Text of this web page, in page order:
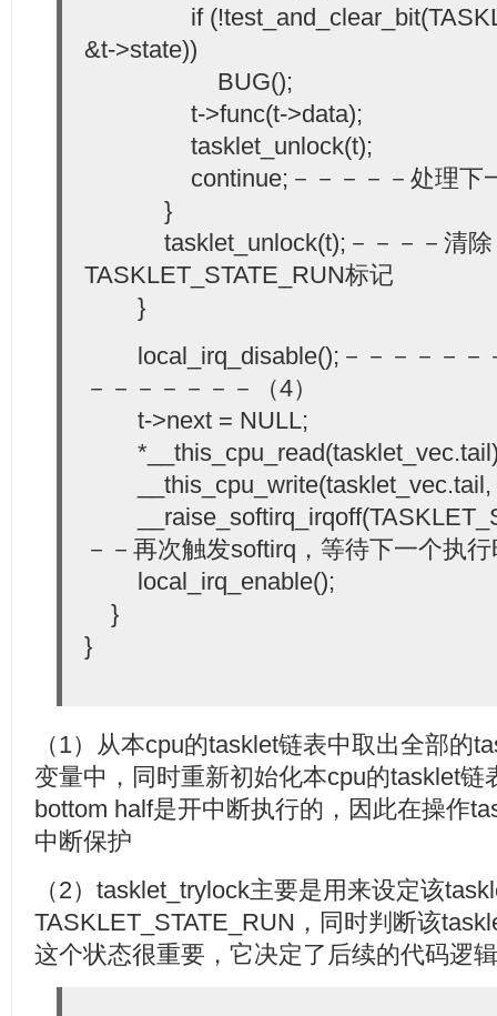
if
&t->state))
BUG();
t->func(t->data);
tasklet_unlock(t);
continue;－－－－－处理下一
}
tasklet_unlock(t);－－－－清除
TASKLET_STATE_RUN标记
}
local_irq_disable();－－－－－－
－－－－－－－（4）
t->next = NULL;
__this_cpu_write(tasklet_vec.tail,
－－再次触发softirq，等待下一个执
local_irq_enable();
}
}
（1）从本cpu的tasklet链表中取出全部的
变量中，同时重新初始化本cpu的tasklet链
bottom half是开中断执行的，因此在操作
中断保护
（2）tasklet_trylock主要是用来设定该
TASKLET_STATE_RUN，同时判断该
这个状态很重要，它决定了后续的代码逻